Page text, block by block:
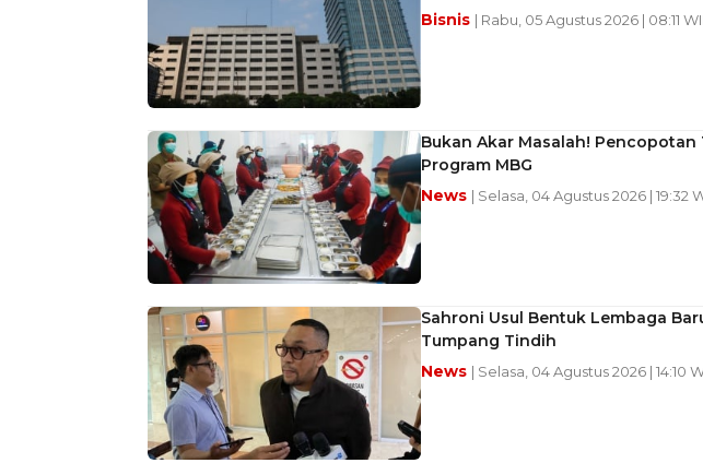
Bisnis | Rabu, 05 Agustus 2026 | 08:11
Bukan Akar Masalah! Pencopotan
Program MBG
News | Selasa, 04 Agustus 2026 | 19:32
Sahroni Usul Bentuk Lembaga
Tumpang Tindih
News | Selasa, 04 Agustus 2026 | 14:10